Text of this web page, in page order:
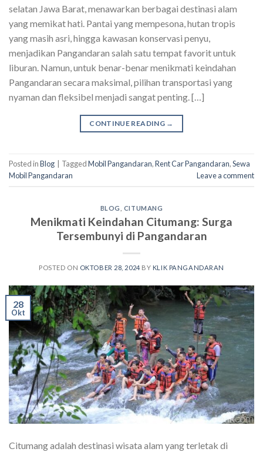
selatan Jawa Barat, menawarkan berbagai destinasi alam
yang memikat hati. Pantai yang mempesona, hutan tropis
yang masih asri, hingga kawasan konservasi penyu,
menjadikan Pangandaran salah satu tempat favorit untuk
liburan. Namun, untuk benar-benar menikmati keindahan
Pangandaran secara maksimal, pilihan transportasi yang
nyaman dan fleksibel menjadi sangat penting. […]
CONTINUE READING →
Posted inBlog TaggedMobil Pangandaran,Rent Car Pangandaran,Sewa
Mobil Pangandaran
Leave a comment
BLOG CITUMANG
Menikmati Keindahan Citumang: Surga
Tersembunyi di Pangandaran
POSTED ON OKTOBER 28, 2024 BY KLIK PANGANDARAN
28
Okt
Citumang adalah destinasi wisata alam yang terletak di